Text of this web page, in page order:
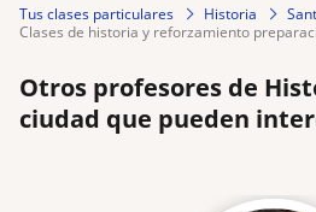
Tus clases particulares Historia
clases de historia y reforzamiento
Otros profesores de
ciudad que pueden